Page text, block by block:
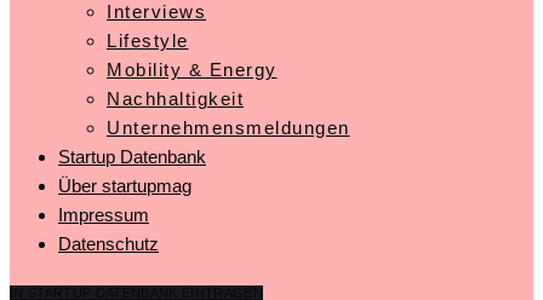
Interviews
Lifestyle
Mobility & Energy
Nachhaltigkeit
Unternehmensmeldungen
Startup Datenbank
Über startupmag
Impressum
Datenschutz